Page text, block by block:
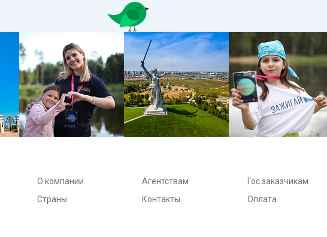
О компании Агентствам Гос.заказчикам
Страны
Контакты Оплата